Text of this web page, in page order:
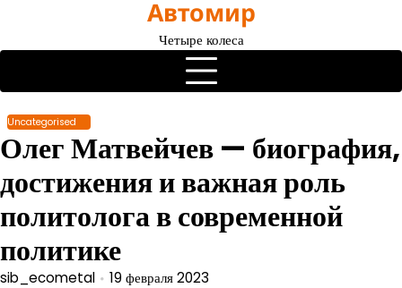
содержимому
Автомир
Четыре колеса
Uncategorised
Олег Матвейчев — биография,
достижения и важная роль
политолога в современной
политике
sib_ecometal 19 февраля 2023